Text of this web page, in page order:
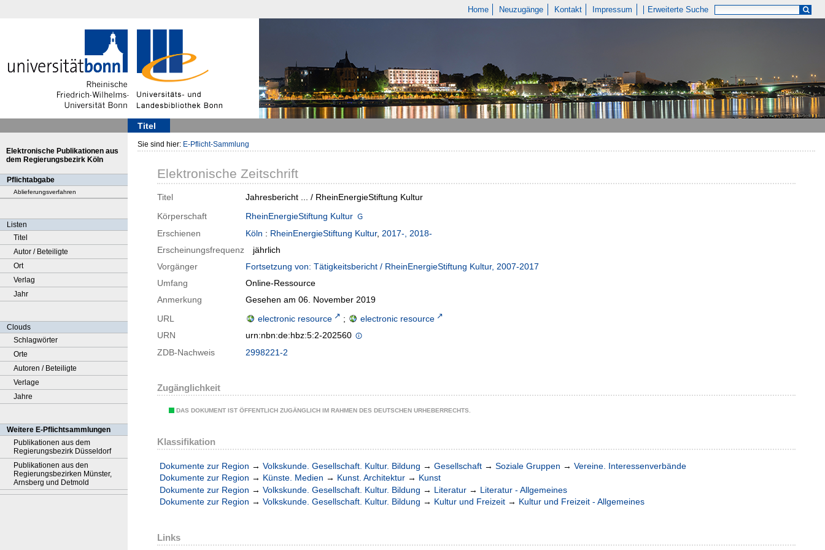
Home Neuzugänge Kontakt Impressum Erweiterte Suche
Titel
Elektronische Publikationen aus
dem Regierungsbezirk Köln
Pflichtabgabe
Ablieferungsverfahren
Listen
Titel
Autor / Beteiligte
Ort
Verlag
Jahr
Clouds
Schlagwörter
Orte
Autoren / Beteiligte
Verlage
Jahre
Weitere E-Pflichtsammlungen
Publikationen aus dem
Regierungsbezirk Düsseldorf
Publikationen aus den
Regierungsbezirken Münster,
Arnsberg und Detmold
Sie sind hier: E-Pflicht-Sammlung
Elektronische Zeitschrift
Titel
Jahresbericht ... / RheinEnergieStiftung Kultur
Körperschaft
RheinEnergieStiftung Kultur
Erschienen
Köln : RheinEnergieStiftung Kultur, 2017-, 2018-
Erscheinungsfrequenz
jährlich
Vorgänger
Fortsetzung von: Tätigkeitsbericht / RheinEnergieStiftung Kultur, 2007-2017
Umfang
Online-Ressource
Anmerkung
Gesehen am 06. November 2019
URL
electronic resource ;
electronic resource
URN
urn:nbn:de:hbz:5:2-202560
ZDB-Nachweis
2998221-2
Zugänglichkeit
DAS DOKUMENT IST ÖFFENTLICH ZUGÄNGLICH IM RAHMEN DES DEUTSCHEN URHEBERRECHTS.
Klassifikation
Dokumente zur Region → Volkskunde. Gesellschaft. Kultur. Bildung → Gesellschaft → Soziale Gruppen → Vereine. Interessenverbände
Dokumente zur Region → Künste. Medien → Kunst. Architektur → Kunst
Dokumente zur Region → Volkskunde. Gesellschaft. Kultur. Bildung → Literatur → Literatur - Allgemeines
Dokumente zur Region → Volkskunde. Gesellschaft. Kultur. Bildung → Kultur und Freizeit → Kultur und Freizeit - Allgemeines
Links